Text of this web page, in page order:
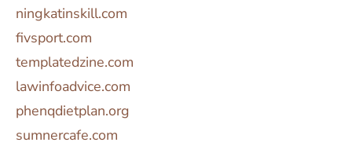
ningkatinskill.com
fivsport.com
templatedzine.com
lawinfoadvice.com
phenqdietplan.org
sumnercafe.com